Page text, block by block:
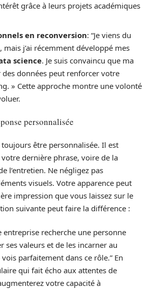
grâce à leurs projets académiques
en reconversion: “Je viens du
mais j’ai récemment développé mes
science. Je suis convaincu que ma
des données peut renforcer votre
» Cette approche montre une volonté
personnalisée
être personnalisée. Il est
votre dernière phrase, voire de la
l’entretien. Ne négligez pas
visuels. Votre apparence peut
impression que vous laissez sur le
suivante peut faire la différence :
entreprise recherche une personne
ses valeurs et de les incarner au
parfaitement dans ce rôle.” En
qui fait écho aux attentes de
votre capacité à